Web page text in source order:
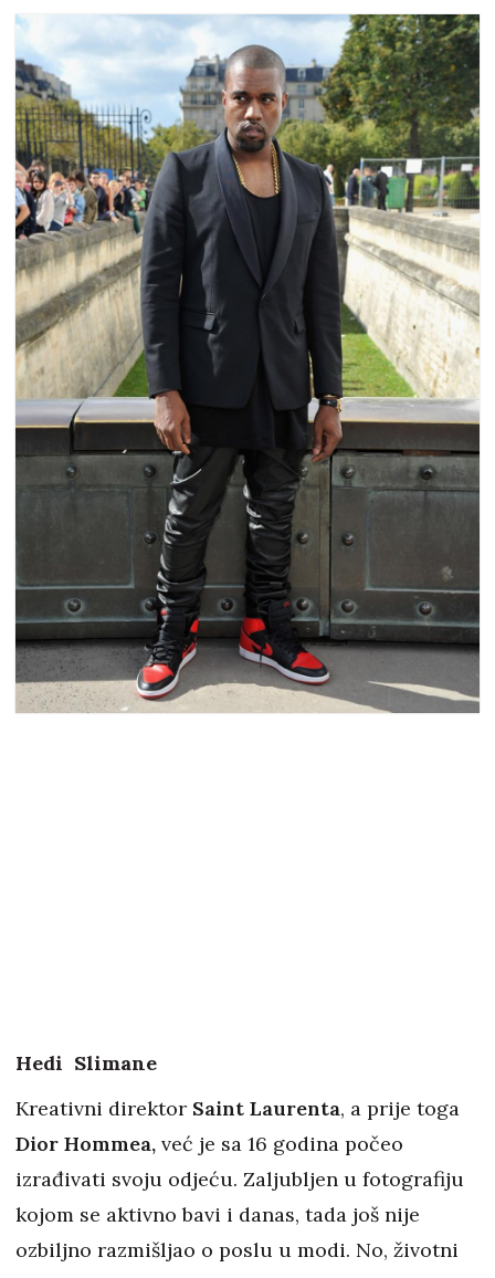
Hedi Slimane
Kreativni direktor Saint Laurenta, a prije toga
Dior Hommea, već je sa 16 godina počeo
izrađivati svoju odjeću. Zaljubljen u fotografiju
kojom se aktivno bavi i danas, tada još nije
ozbiljno razmišljao o poslu u modi. No, životni